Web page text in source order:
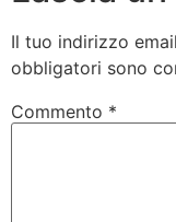
Il tuo indirizzo
obbligatori sono
Commento *